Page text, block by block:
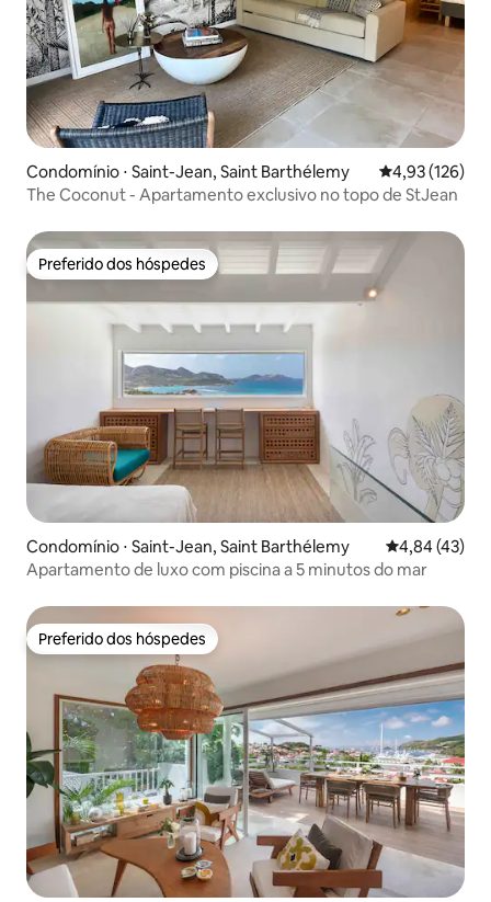
Condomínio ⋅ Saint-Jean, Saint Barthélemy 4,93 de uma
4,93 (126)
The Coconut - Apartamento exclusivo no topo de StJean
Preferido dos hóspedes
Preferido dos hóspedes
Condomínio ⋅ Saint-Jean, Saint Barthélemy 4,84 de uma
4,84 (43)
Apartamento de luxo com piscina a 5 minutos do mar
Preferido dos hóspedes
Preferido dos hóspedes